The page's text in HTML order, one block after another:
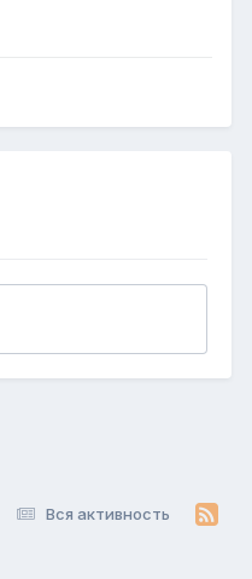
Вся активность